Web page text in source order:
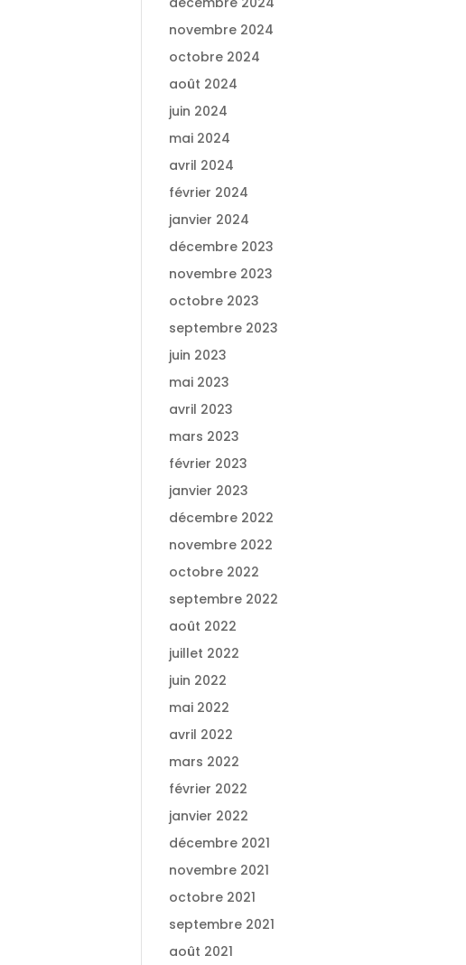
novembre 2024
octobre 2024
août 2024
juin 2024
mai 2024
avril 2024
février 2024
janvier 2024
décembre 2023
novembre 2023
octobre 2023
septembre 2023
juin 2023
mai 2023
avril 2023
mars 2023
février 2023
janvier 2023
décembre 2022
novembre 2022
octobre 2022
septembre 2022
août 2022
juillet 2022
juin 2022
mai 2022
avril 2022
mars 2022
février 2022
janvier 2022
décembre 2021
novembre 2021
octobre 2021
septembre 2021
août 2021